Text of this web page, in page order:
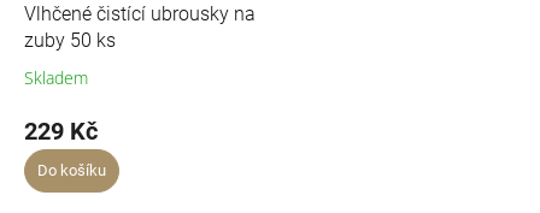
Vlhčené čistící ubrousky na
zuby 50 ks
Skladem
229 Kč
Do košíku